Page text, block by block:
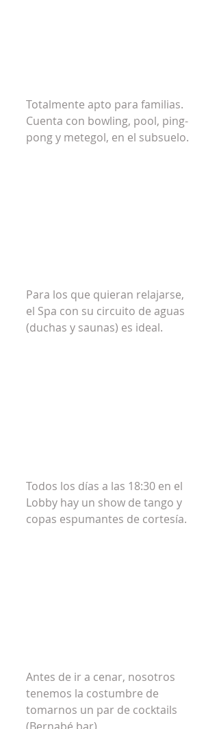
Totalmente apto para familias.
Cuenta con bowling, pool, ping-
pong y metegol, en el subsuelo.
Para los que quieran relajarse,
el Spa con su circuito de aguas
(duchas y saunas) es ideal.
Todos los días a las 18:30 en el
Lobby hay un show de tango y
copas espumantes de cortesía.
Antes de ir a cenar, nosotros
tenemos la costumbre de
tomarnos un par de cocktails